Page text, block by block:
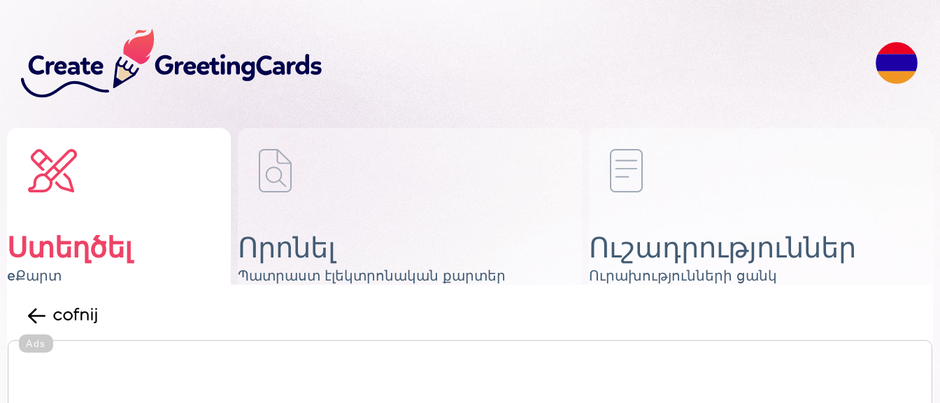
Ստեղծել
eՔարտ
Որոնել
Պատրաստ էլեկտրոնական քարտեր
Ուշադրություններ
Ուրախությունների ցանկ
cofnij
Ads